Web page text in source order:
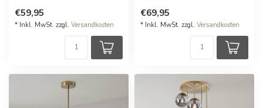
€59,95
* Inkl. MwSt. zzgl. Versandkosten
€69,95
* Inkl. MwSt. zzgl. Versandkosten